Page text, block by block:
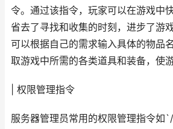
令。通过该指令，玩家可以在游戏中
省去了寻找和收集的时刻，进步了游
可以根据自己的需求输入具体的物品
取游戏中所需的各类道具和装备，使
| 权限管理指令
服务器管理员常用的权限管理指令